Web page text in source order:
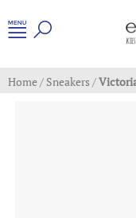
Home/ Sneakers/